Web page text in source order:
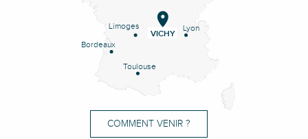
Lyon
Limoges
Bordeaux
Toulouse
VICHY
COMMENT VENIR ?